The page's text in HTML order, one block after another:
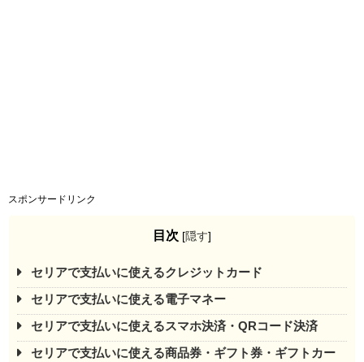
スポンサードリンク
目次 [隠す]
セリアで支払いに使えるクレジットカード
セリアで支払いに使える電子マネー
セリアで支払いに使えるスマホ決済・QRコード決済
セリアで支払いに使える商品券・ギフト券・ギフトカー